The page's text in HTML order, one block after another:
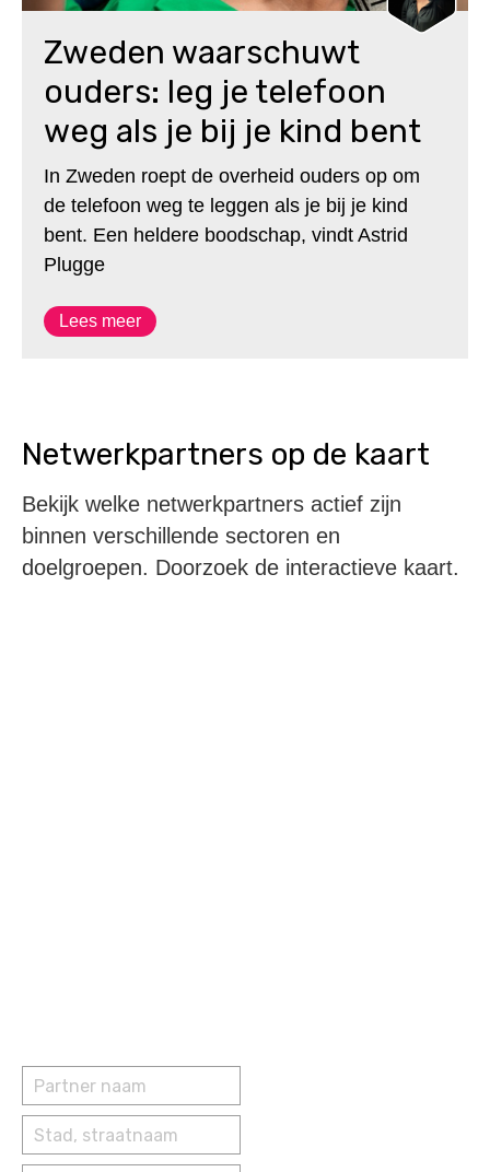
Zweden waarschuwt
ouders: leg je telefoon
weg als je bij je kind bent
In Zweden roept de overheid ouders op om
de telefoon weg te leggen als je bij je kind
bent. Een heldere boodschap, vindt Astrid
Plugge
Lees meer
Netwerkpartners op de kaart
Bekijk welke netwerkpartners actief zijn
binnen verschillende sectoren en
doelgroepen. Doorzoek de interactieve kaart.